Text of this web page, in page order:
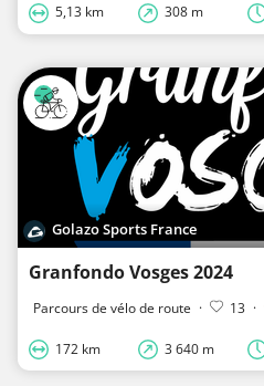
5,13 km 308 m
Golazo Sports France
Granfondo Vosges 2024
Parcours de vélo de route · 13 ·
172 km 3 640 m